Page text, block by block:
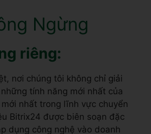
Ngừng
riêng:
nơi chúng tôi không chỉ giải
tính năng mới nhất của
nhất trong lĩnh vực chuyển
Bitrix24 được biên soạn đặc